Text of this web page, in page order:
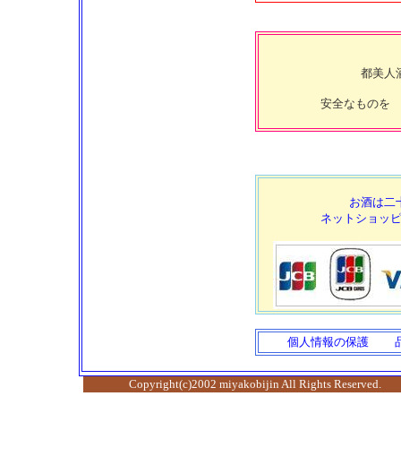
都美人
安全なものを
お酒は二
ネットショッ
個人情報の保護
Copyright(c)2002 miyakobijin All Rights